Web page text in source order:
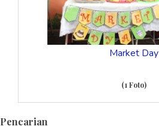
Market Day
(1 Foto)
Pencarian